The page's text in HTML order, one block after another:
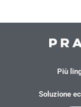
Più
Soluzione